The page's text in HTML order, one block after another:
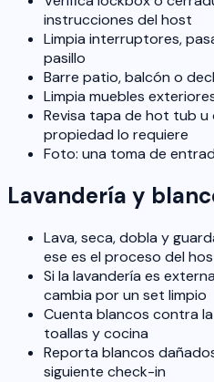
instrucciones del host
Limpia interruptores,
pasillo
Barre patio, balcón o
Limpia muebles
Revisa tapa de hot tub
propiedad lo requiere
Foto: una toma de
Lavandería y
Lava, seca, dobla y
ese es el proceso del
Si la lavandería es
cambia por un set limpio
Cuenta blancos contra
toallas y cocina
Reporta blancos
siguiente check-in